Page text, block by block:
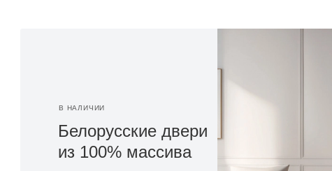
В НАЛИЧИИ
Белорусские двери
из 100% массива